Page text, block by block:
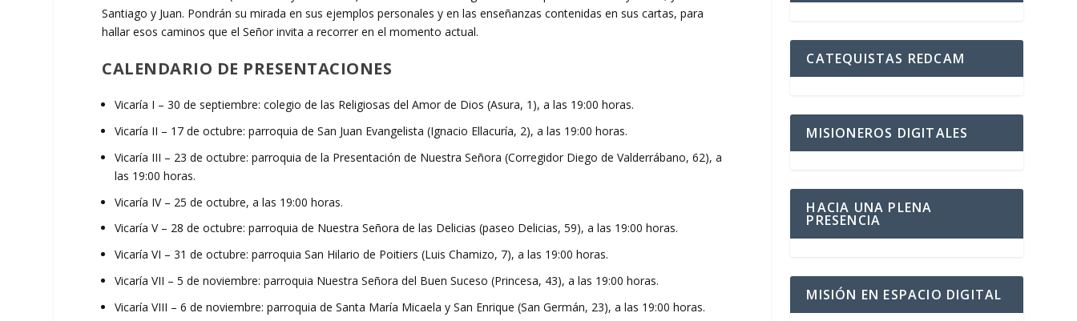
Santiago y Juan. Pondrán su mirada en sus ejemplos personales y en las enseñanzas contenidas en sus cartas, para
hallar esos caminos que el Señor invita a recorrer en el momento actual.
CALENDARIO DE PRESENTACIONES
Vicaría I – 30 de septiembre: colegio de las Religiosas del Amor de Dios (Asura, 1), a las 19:00 horas.
Vicaría II – 17 de octubre: parroquia de San Juan Evangelista (Ignacio Ellacuría, 2), a las 19:00 horas.
Vicaría III – 23 de octubre: parroquia de la Presentación de Nuestra Señora (Corregidor Diego de Valderrábano, 62), a
las 19:00 horas.
Vicaría IV – 25 de octubre, a las 19:00 horas.
Vicaría V – 28 de octubre: parroquia de Nuestra Señora de las Delicias (paseo Delicias, 59), a las 19:00 horas.
Vicaría VI – 31 de octubre: parroquia San Hilario de Poitiers (Luis Chamizo, 7), a las 19:00 horas.
Vicaría VII – 5 de noviembre: parroquia Nuestra Señora del Buen Suceso (Princesa, 43), a las 19:00 horas.
Vicaría VIII – 6 de noviembre: parroquia de Santa María Micaela y San Enrique (San Germán, 23), a las 19:00 horas.
CATEQUISTAS REDCAM
MISIONEROS DIGITALES
HACIA UNA PLENA
PRESENCIA
MISIÓN EN ESPACIO DIGITAL